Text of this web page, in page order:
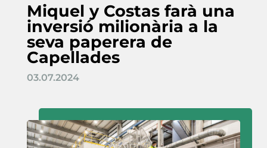
Miquel y Costas farà una
inversió milionària a la
seva paperera de
Capellades
03.07.2024